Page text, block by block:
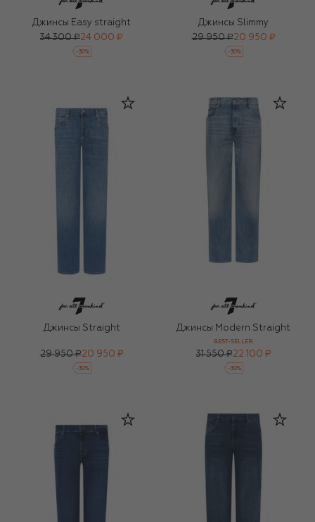
Джинсы Easy straight
34 300 ₽24 000 ₽
-30%
Джинсы Slimmy
29 950 ₽20 950 ₽
-30%
Джинсы Straight
29 950 ₽20 950 ₽
-30%
Джинсы Modern Straight
BEST-SELLER
31 550 ₽22 100 ₽
-30%